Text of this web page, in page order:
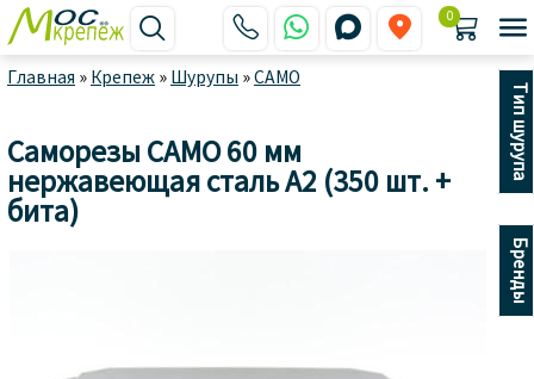
    
0 
Главная » Крепеж » Шурупы »CAMO
Тип шурупа
Бренды
Саморезы CAMO 60 мм
нержавеющая сталь A2 (350 шт. +
бита)